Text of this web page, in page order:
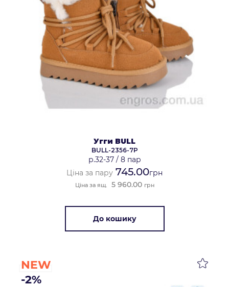
Угги BULL
BULL-2356-7P
р.32-37/ 8 пар
Ціна за пару 745.00грн
Ціна за ящ. 5 960.00 грн
До кошику
NEW
-2%